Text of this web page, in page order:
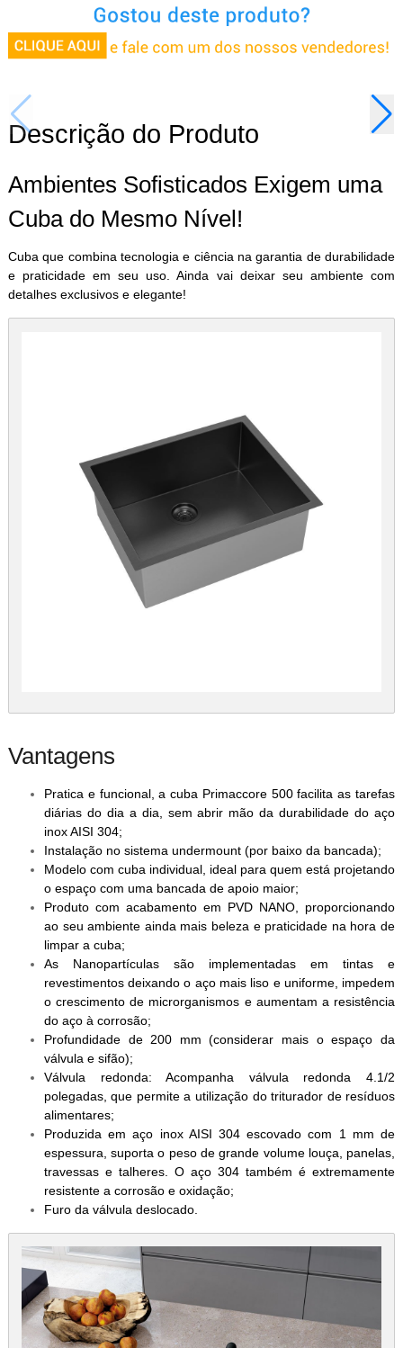
Descrição do Produto
Ambientes Sofisticados Exigem uma
Cuba do Mesmo Nível!
Cuba que combina tecnologia e ciência na garantia de durabilidade
e praticidade em seu uso. Ainda vai deixar seu ambiente com
detalhes exclusivos e elegante!
Vantagens
Pratica e funcional, a cuba Primaccore 500 facilita as tarefas
diárias do dia a dia, sem abrir mão da durabilidade do aço
inox AISI 304;
Instalação no sistema undermount (por baixo da bancada);
Modelo com cuba individual, ideal para quem está projetando
o espaço com uma bancada de apoio maior;
Produto com acabamento em PVD NANO, proporcionando
ao seu ambiente ainda mais beleza e praticidade na hora de
limpar a cuba;
As Nanopartículas são implementadas em tintas e
revestimentos deixando o aço mais liso e uniforme, impedem
o crescimento de microrganismos e aumentam a resistência
do aço à corrosão;
Profundidade de 200 mm (considerar mais o espaço da
válvula e sifão);
Válvula redonda: Acompanha válvula redonda 4.1/2
polegadas, que permite a utilização do triturador de resíduos
alimentares;
Produzida em aço inox AISI 304 escovado com 1 mm de
espessura, suporta o peso de grande volume louça, panelas,
travessas e talheres. O aço 304 também é extremamente
resistente a corrosão e oxidação;
Furo da válvula deslocado.